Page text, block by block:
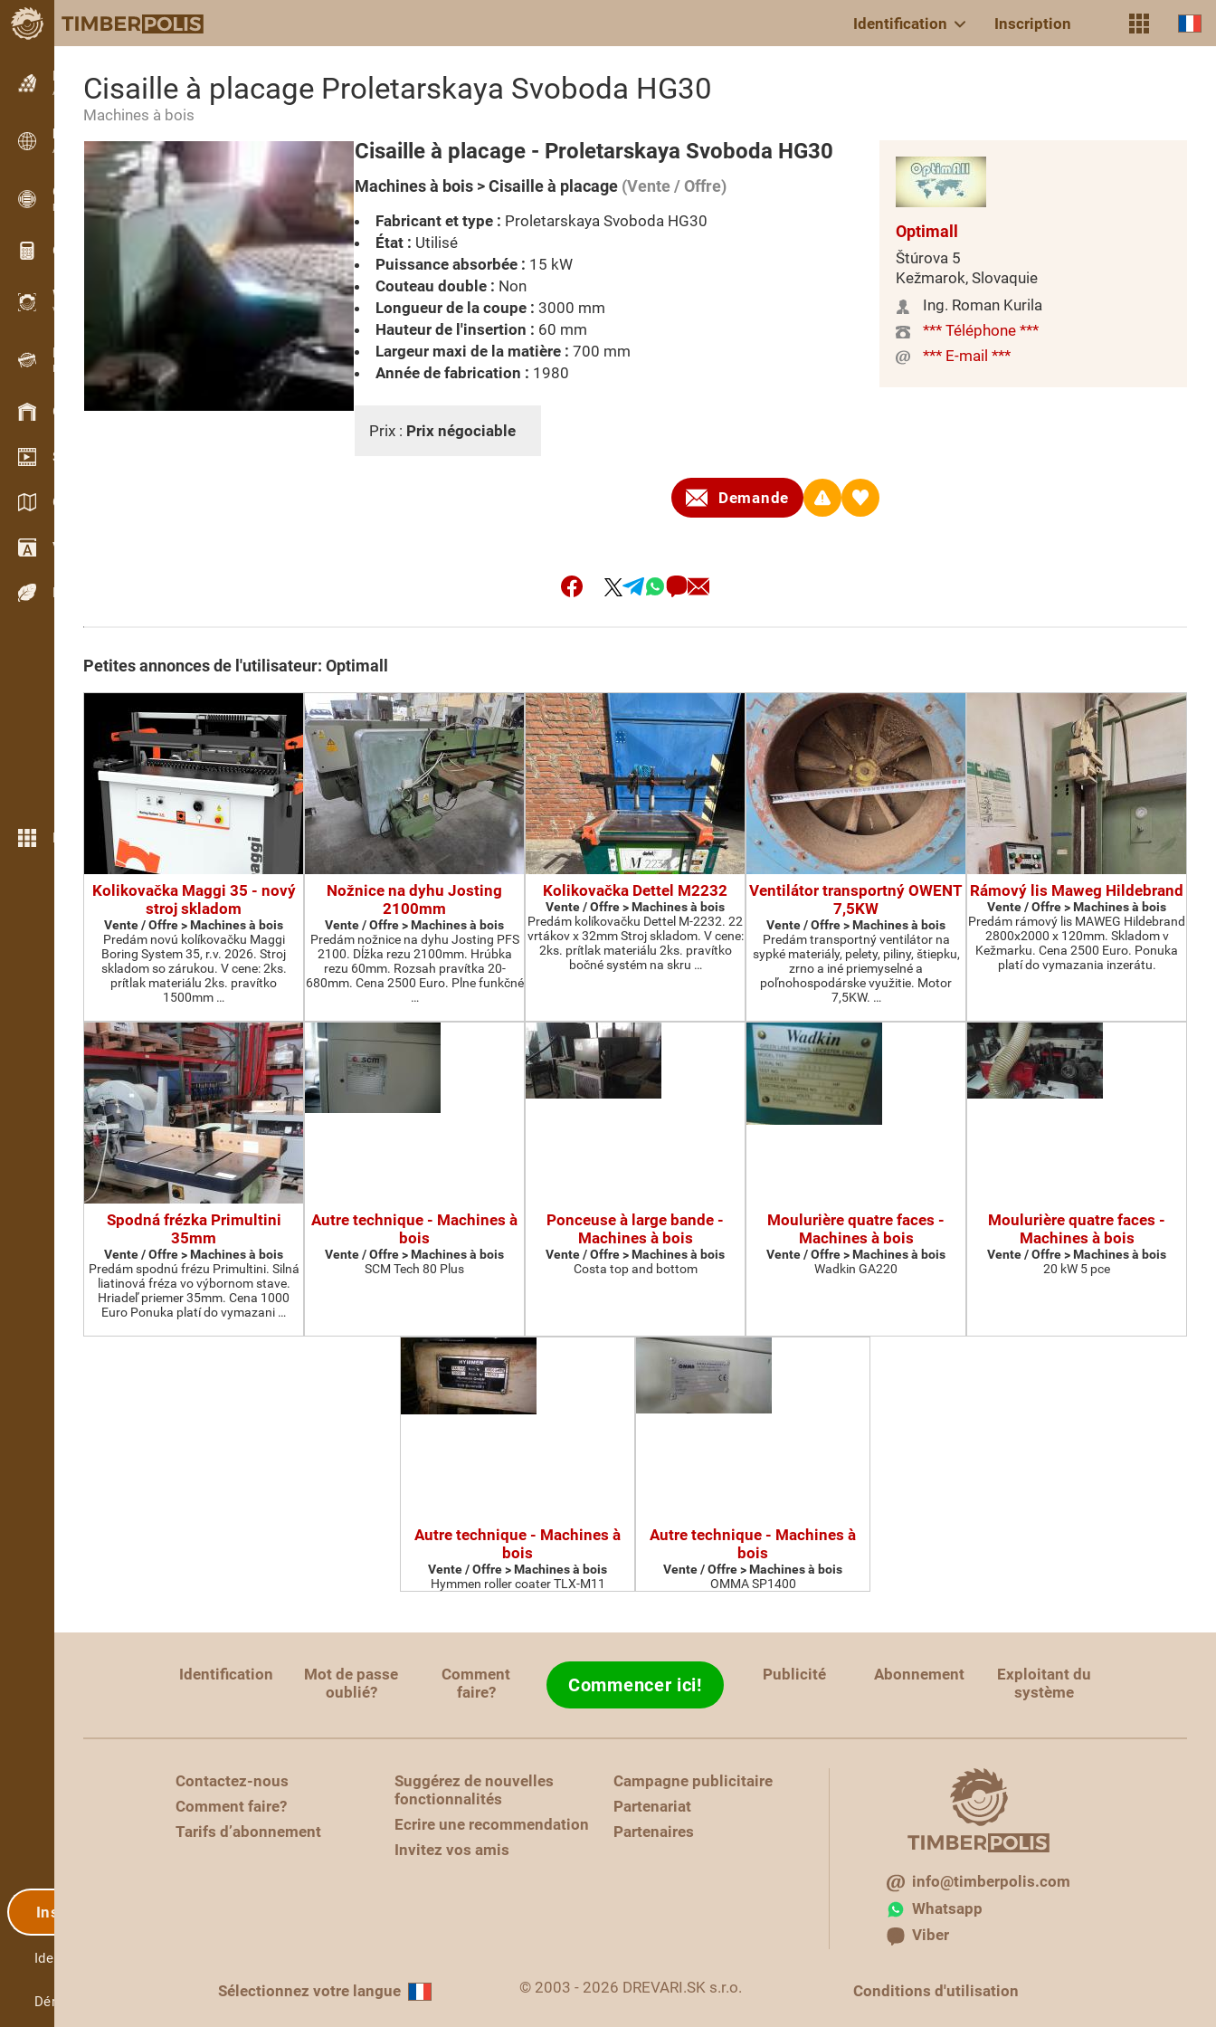
Identification Inscription
Petites annonces
Annonces texte
Petites annonces
Annonces internationales
OPTI-TIMB
Plans de débit
Calculateurs pour le bois
WoodProfi
Volume de bois avec IA
Enregistreur
Inventaire du bois sur le terrain
Gestion du stock
Schowroom vidéo
Catalogues / Brochures
Vocabulaire
Espèces de bois
Plus de fonctions
Inscription
Identification
Démo
Cisaille à placage Proletarskaya Svoboda HG30
Machines à bois
Cisaille à placage - Proletarskaya Svoboda HG30
Machines à bois > Cisaille à placage (Vente / Offre)
Fabricant et type : Proletarskaya Svoboda HG30
État : Utilisé
Puissance absorbée : 15 kW
Couteau double : Non
Longueur de la coupe : 3000 mm
Hauteur de l'insertion : 60 mm
Largeur maxi de la matière : 700 mm
Année de fabrication : 1980
Prix : Prix négociable
Demande
Optimall
Štúrova 5
Kežmarok, Slovaquie
Ing. Roman Kurila
*** Téléphone ***
*** E-mail ***
Petites annonces de l'utilisateur: Optimall
Kolikovačka Maggi 35 - nový
stroj skladom
Vente / Offre > Machines à bois
Predám novú kolíkovačku Maggi
Boring System 35, r.v. 2026. Stroj
skladom so zárukou. V cene: 2ks.
prítlak materiálu 2ks. pravítko
1500mm …
Nožnice na dyhu Josting
2100mm
Vente / Offre > Machines à bois
Predám nožnice na dyhu Josting PFS
2100. Dĺžka rezu 2100mm. Hrúbka
rezu 60mm. Rozsah pravítka 20-
680mm. Cena 2500 Euro. Plne funkčné
…
Kolikovačka Dettel M2232
Vente / Offre > Machines à bois
Predám kolíkovačku Dettel M-2232. 22
vrtákov x 32mm Stroj skladom. V cene:
2ks. prítlak materiálu 2ks. pravítko
bočné systém na skru …
Ventilátor transportný OWENT
7,5KW
Vente / Offre > Machines à bois
Predám transportný ventilátor na
sypké materiály, pelety, piliny, štiepku,
zrno a iné priemyselné a
poľnohospodárske využitie. Motor
7,5KW. …
Rámový lis Maweg Hildebrand
Vente / Offre > Machines à bois
Predám rámový lis MAWEG Hildebrand
2800x2000 x 120mm. Skladom v
Kežmarku. Cena 2500 Euro. Ponuka
platí do vymazania inzerátu.
Spodná frézka Primultini
35mm
Vente / Offre > Machines à bois
Predám spodnú frézu Primultini. Silná
liatinová fréza vo výbornom stave.
Hriadeľ priemer 35mm. Cena 1000
Euro Ponuka platí do vymazani …
Autre technique - Machines à
bois
Vente / Offre > Machines à bois
SCM Tech 80 Plus
Ponceuse à large bande -
Machines à bois
Vente / Offre > Machines à bois
Costa top and bottom
Moulurière quatre faces -
Machines à bois
Vente / Offre > Machines à bois
Wadkin GA220
Moulurière quatre faces -
Machines à bois
Vente / Offre > Machines à bois
20 kW 5 pce
Autre technique - Machines à
bois
Vente / Offre > Machines à bois
Hymmen roller coater TLX-M11
Autre technique - Machines à
bois
Vente / Offre > Machines à bois
OMMA SP1400
Identification
Mot de passe
oublié?
Comment
faire?
Commencer ici! Publicité Abonnement
Exploitant du
système
Contactez-nous
Comment faire?
Tarifs d’abonnement
Suggérez de nouvelles
fonctionnalités
Ecrire une recommendation
Invitez vos amis
Campagne publicitaire
Partenariat
Partenaires
info@timberpolis.com
Whatsapp
Viber
Sélectionnez votre langue © 2003 - 2026 DREVARI.SK s.r.o. Conditions d'utilisation